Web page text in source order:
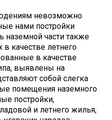
невозможно
нами постройки
части также
в качестве летнего
в качестве
выявлены на
собой слегка
помещения наземного
постройки,
и летнего жилья,